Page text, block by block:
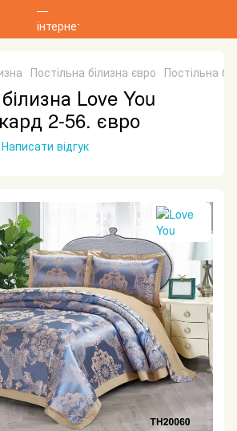
Постільна білизна євро Постільна
Love You
2-56. євро
Написати відгук